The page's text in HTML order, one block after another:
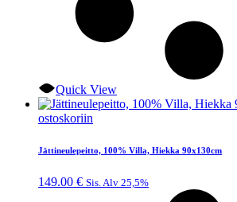
Quick View
ostoskoriin
Jättineulepeitto, 100% Villa, Hiekka 90x130cm
149.00 € Sis. Alv 25,5%